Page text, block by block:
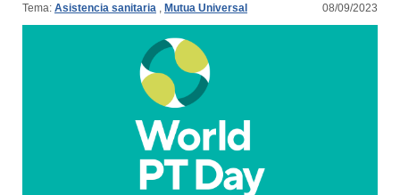
Tema: Asistencia sanitaria Mutua Universal 08/09/2023